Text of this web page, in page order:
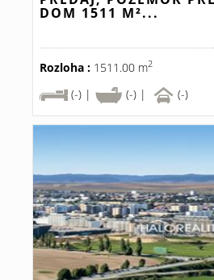
DOM 1511 M²...
Rozloha : 1511.00 m2
(-) |
(-) | (-)